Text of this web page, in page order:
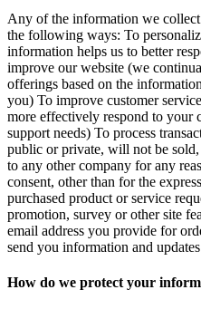
Any of the information we
the following ways: To
information helps us to better
improve our website (we
offerings based on the
you) To improve customer
more effectively respond to your
support needs) To process
public or private, will not be
to any other company for any
consent, other than for the
purchased product or service
promotion, survey or other site
email address you provide for
send you information and
How do we protect your